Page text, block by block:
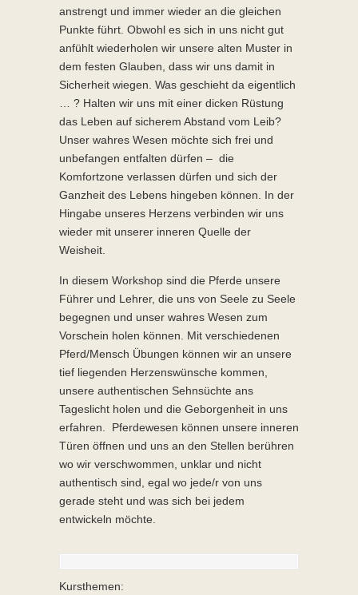
anstrengt und immer wieder an die gleichen
Punkte führt. Obwohl es sich in uns nicht gut
anfühlt wiederholen wir unsere alten Muster in
dem festen Glauben, dass wir uns damit in
Sicherheit wiegen. Was geschieht da eigentlich
… ? Halten wir uns mit einer dicken Rüstung
das Leben auf sicherem Abstand vom Leib?
Unser wahres Wesen möchte sich frei und
unbefangen entfalten dürfen – die
Komfortzone verlassen dürfen und sich der
Ganzheit des Lebens hingeben können. In der
Hingabe unseres Herzens verbinden wir uns
wieder mit unserer inneren Quelle der
Weisheit.
In diesem Workshop sind die Pferde unsere
Führer und Lehrer, die uns von Seele zu Seele
begegnen und unser wahres Wesen zum
Vorschein holen können. Mit verschiedenen
Pferd/Mensch Übungen können wir an unsere
tief liegenden Herzenswünsche kommen,
unsere authentischen Sehnsüchte ans
Tageslicht holen und die Geborgenheit in uns
erfahren. Pferdewesen können unsere inneren
Türen öffnen und uns an den Stellen berühren
wo wir verschwommen, unklar und nicht
authentisch sind, egal wo jede/r von uns
gerade steht und was sich bei jedem
entwickeln möchte.
Kursthemen: